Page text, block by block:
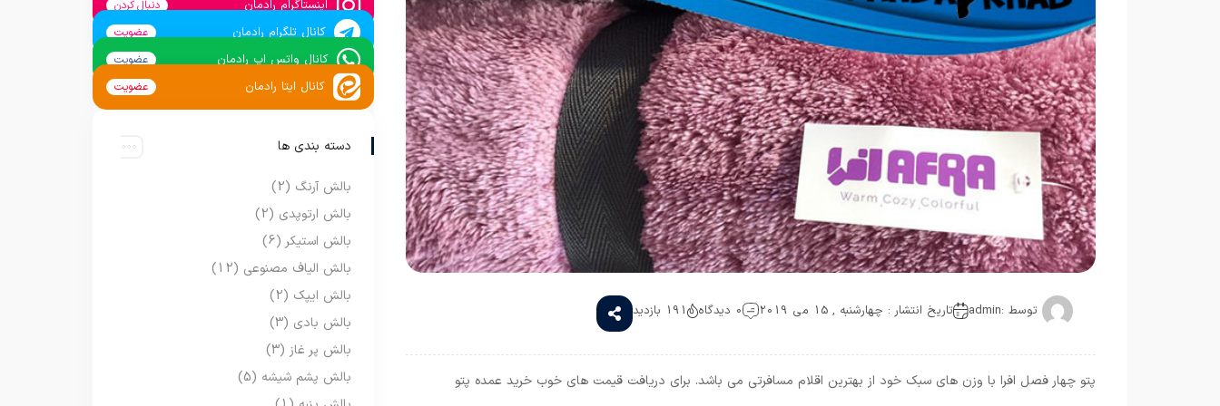
توسط :admin تاریخ انتشار : چهارشنبه , 15 می 2019 0 دیدگاه 191 بازدید
پتو چهار فصل افرا با وزن های سبک خود از بهترین اقلام مسافرتی می باشد. برای دریافت قیمت های خوب خرید عمده پتو
اینستاگرام رادمان دنبال کردن
کانال تلگرام رادمان عضویت
کانال واتس اپ رادمان عضویت
کانال ایتا رادمان عضویت
دسته بندی ها
بالش آرنگ (2)
بالش ارتوپدی (2)
بالش استیکر (6)
بالش الیاف مصنوعی (12)
بالش ایپک (2)
بالش بادی (3)
بالش پر غاز (3)
بالش پشم شیشه (5)